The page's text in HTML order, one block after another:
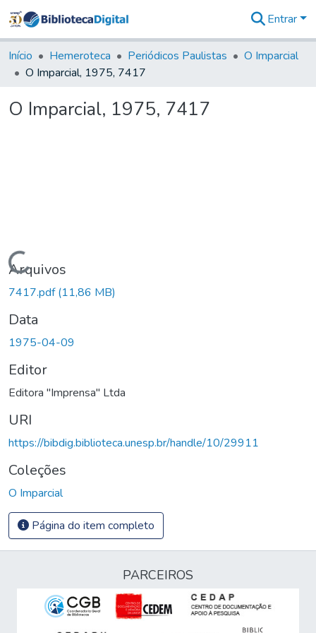
&
Coleções
Tudo na
Digital
Entrar
Início Hemeroteca Periódicos Paulistas
O Imparcial
O Imparcial, 1975, 7417
O Imparcial, 1975, 7417
Carregando...
Arquivos
7417.pdf(11,86 MB)
Data
1975-04-09
Editor
Editora "Imprensa" Ltda
URI
https://bibdig.biblioteca.unesp.br/handle/10/29911
Coleções
O Imparcial
Página do item completo
PARCEIROS